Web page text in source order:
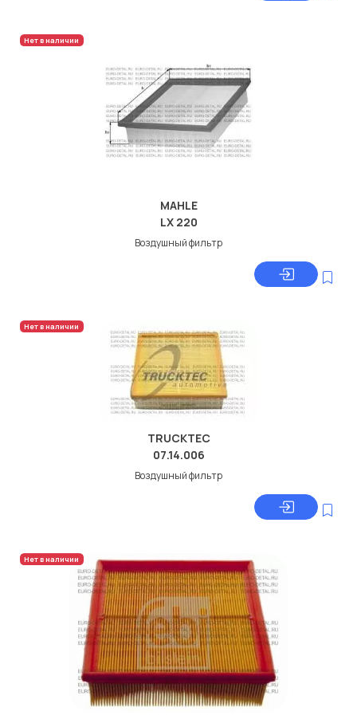
Нет в наличии
MAHLE
LX 220
Воздушный фильтр
Нет в наличии
TRUCKTEC
07.14.006
Воздушный фильтр
Нет в наличии